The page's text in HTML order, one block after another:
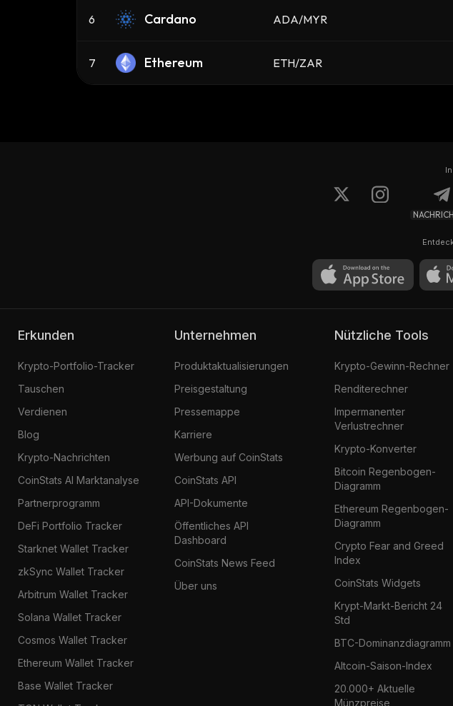
6 Cardano ADA/MYR
7 Ethereum ETH/ZAR
Erkunden
Krypto-Portfolio-Tracker
Tauschen
Verdienen
Blog
Krypto-Nachrichten
CoinStats AI Marktanalyse
Partnerprogramm
DeFi Portfolio Tracker
Starknet Wallet Tracker
zkSync Wallet Tracker
Arbitrum Wallet Tracker
Solana Wallet Tracker
Cosmos Wallet Tracker
Ethereum Wallet Tracker
Base Wallet Tracker
Unternehmen
Produktaktualisierungen
Preisgestaltung
Pressemappe
Karriere
Werbung auf CoinStats
CoinStats API
API-Dokumente
Öffentliches API
Dashboard
CoinStats News Feed
Über uns
Nützliche Tools
Krypto-Gewinn-Rechner
Renditerechner
Impermanenter
Verlustrechner
Krypto-Konverter
Bitcoin Regenbogen-
Diagramm
Ethereum Regenbogen-
Diagramm
Crypto Fear and Greed
Index
CoinStats Widgets
Krypt-Markt-Bericht 24
Std
BTC-Dominanzdiagramm
Altcoin-Saison-Index
20.000+ Aktuelle
Münzpreise